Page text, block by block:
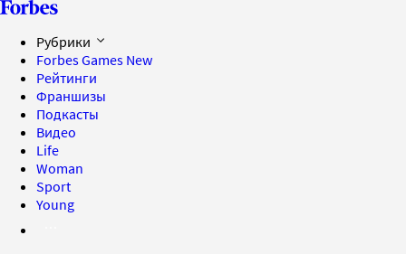
Рубрики
Forbes Games New
Рейтинги
Франшизы
Подкасты
Видео
Life
Woman
Sport
Young